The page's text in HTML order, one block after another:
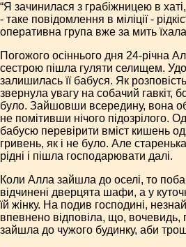
“Я зачинилася з грабіжницею в
- таке повідомлення в міліції -
оперативна група вже за мить
Погожого осіннього дня 24-річна
сестрою пішла гуляти селищем.
залишилась її бабуся. Як
звернула увагу на собачий гавкіт,
було. Зайшовши всередину, вона
не помітивши нічого підозрілого.
бабусю перевірити вміст кишень
гривень, як і не було. Але
рідні і пішла господарювати далі.
Коли Алла зайшла до оселі, то
відчинені дверцята шафи, а у
їй жінку. На подив господині,
впевнено відповіла, що, вочевидь,
зайшла до чужого будинку, аби